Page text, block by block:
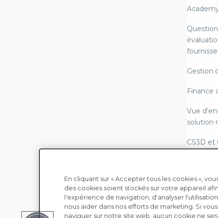
Gestion
Finance
Vue
solution
CS3D et
Copyright © EcoVadis
En cliquant sur « Accepter tous les cookies »,
des cookies soient stockés sur votre appareil
l'expérience de navigation, d'analyser
nous aider dans nos efforts de marketing. Si
naviguer sur notre site web, aucun cookie ne